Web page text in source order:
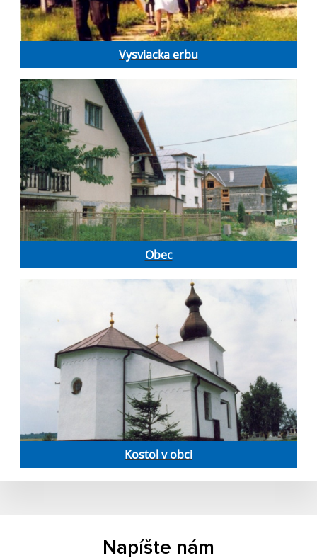
Vysviacka erbu
Obec
Kostol v obci
Napíšte nám